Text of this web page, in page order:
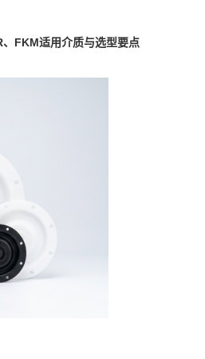
FKM适用介质与选型要点